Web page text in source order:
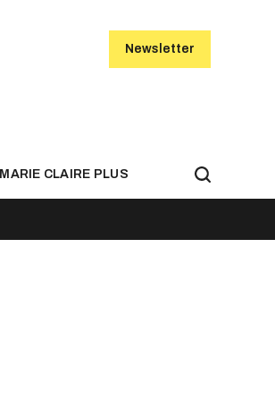
Newsletter
MARIE CLAIRE PLUS